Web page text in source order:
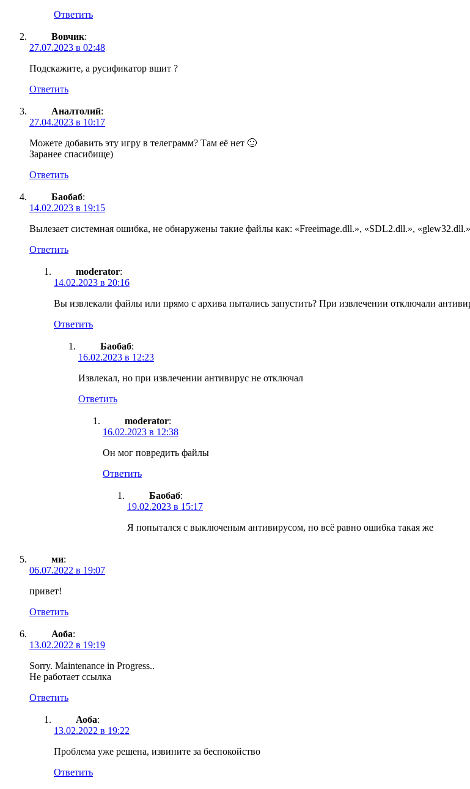
Ответить
Вовчик:
27.07.2023 в 02:48
Подскажите, а русификатор вшит ?
Ответить
Аналтолий:
27.04.2023 в 10:17
Можете добавить эту игру в телеграмм? Там её нет 🙁
Заранее спасибище)
Ответить
Баобаб:
14.02.2023 в 19:15
Вылезает системная ошибка, не обнаружены такие файлы как: «Freeimage.dll.», «SDL2.dll.»,
Ответить
moderator:
14.02.2023 в 20:16
Вы извлекали файлы или прямо с архива пытались запустить? При извлечении отключали
Ответить
Баобаб:
16.02.2023 в 12:23
Извлекал, но при извлечении антивирус не отключал
Ответить
moderator:
16.02.2023 в 12:38
Он мог повредить файлы
Ответить
Баобаб:
19.02.2023 в 15:17
Я попытался с выключеным антивирусом, но всё равно ошибка такая же
ми:
06.07.2022 в 19:07
привет!
Ответить
Аоба:
13.02.2022 в 19:19
Sorry. Maintenance in Progress..
Не работает ссылка
Ответить
Аоба:
13.02.2022 в 19:22
Проблема уже решена, извините за беспокойство
Ответить